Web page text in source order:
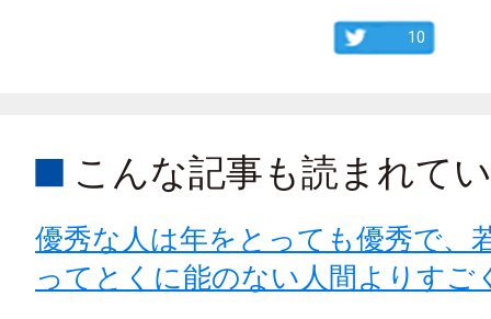
10
こんな記事も読まれて
優秀な人は年をとっても優秀で、
ってとくに能のない人間よりすご